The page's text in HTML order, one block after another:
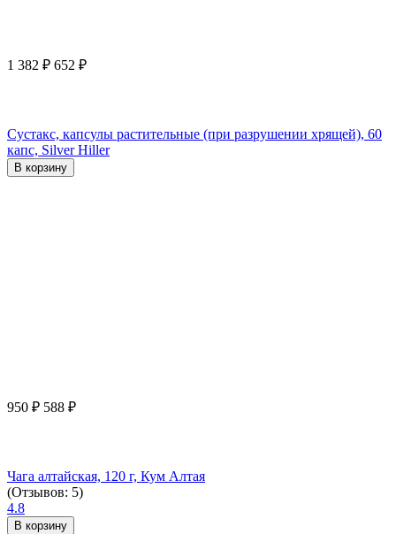
1 382 ₽ 652 ₽
Сустакс, капсулы растительные (при разрушении хрящей), 60
капс, Silver Hiller
В корзину
950 ₽ 588 ₽
Чага алтайская, 120 г, Кум Алтая
(Отзывов: 5)
4.8
В корзину